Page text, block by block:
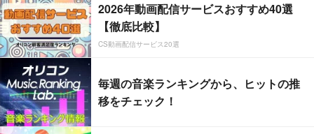
2026年動画配信サービスおすすめ40選
【徹底比較】
CS動画配信サービス20選
毎週の音楽ランキングから、ヒットの推
移をチェック！